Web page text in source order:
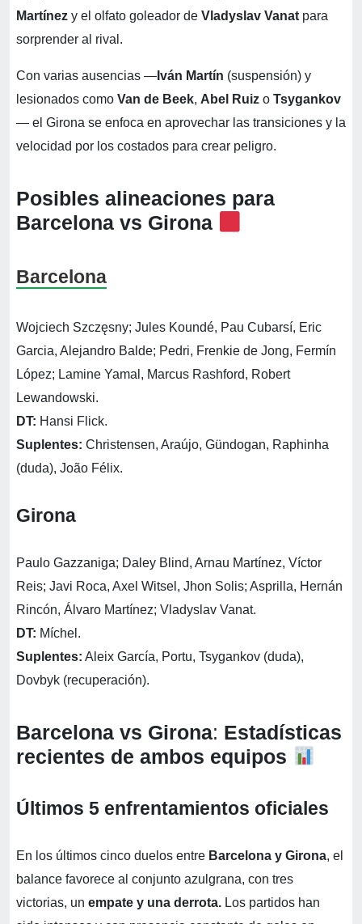
Martínez y el olfato goleador de Vladyslav Vanat para
sorprender al rival.
Con varias ausencias — Iván Martín (suspensión) y
lesionados como Van de Beek, Abel Ruiz o Tsygankov
— el Girona se enfoca en aprovechar las transiciones y la
velocidad por los costados para crear peligro.
Posibles alineaciones para
Barcelona vs Girona
Barcelona
Wojciech Szczęsny; Jules Koundé, Pau Cubarsí, Eric
Garcia, Alejandro Balde; Pedri, Frenkie de Jong, Fermín
López; Lamine Yamal, Marcus Rashford, Robert
Lewandowski.
DT: Hansi Flick.
Suplentes: Christensen, Araújo, Gündogan, Raphinha
(duda), João Félix.
Girona
Paulo Gazzaniga; Daley Blind, Arnau Martínez, Víctor
Reis; Javi Roca, Axel Witsel, Jhon Solis; Asprilla, Hernán
Rincón, Álvaro Martínez; Vladyslav Vanat.
DT: Míchel.
Suplentes: Aleix García, Portu, Tsygankov (duda),
Dovbyk (recuperación).
Barcelona vs Girona: Estadísticas
recientes de ambos equipos
Últimos 5 enfrentamientos oficiales
En los últimos cinco duelos entre Barcelona y Girona, el
balance favorece al conjunto azulgrana, con tres
victorias, un empate y una derrota. Los partidos han